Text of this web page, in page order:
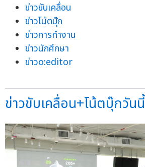
ข่าวขับเคลื่อน
ข่าวโน้ตบุ๊ก
ข่าวการทำงาน
ข่าวนักศึกษา
ข่าวo:editor
ข่าวขับเคลื่อน+โน้ตบุ๊กวันนี้